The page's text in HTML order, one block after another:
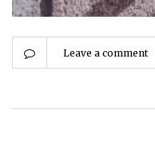
Leave a comment